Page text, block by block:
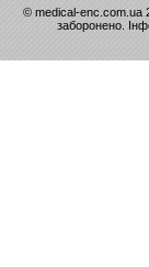
© medical-enc.com.ua
заборонено.